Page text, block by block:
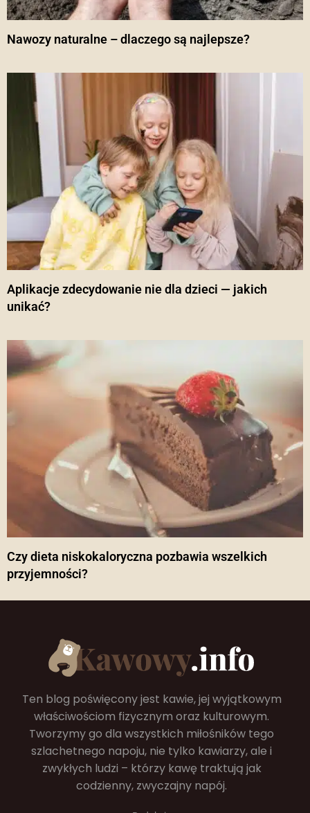
Nawozy naturalne – dlaczego są najlepsze?
Aplikacje zdecydowanie nie dla dzieci — jakich
unikać?
Czy dieta niskokaloryczna pozbawia wszelkich
przyjemności?
Ten blog poświęcony jest kawie, jej wyjątkowym
właściwościom fizycznym oraz kulturowym.
Tworzymy go dla wszystkich miłośników tego
szlachetnego napoju, nie tylko kawiarzy, ale i
zwykłych ludzi – którzy kawę traktują jak
codzienny, zwyczajny napój.